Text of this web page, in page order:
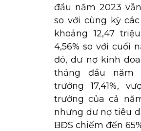
đầu năm 2023
so với cùng kỳ
khoảng 12,47
4,56% so với cuối
đó, dư nợ kinh
tháng đầu năm
trưởng 17,41%,
trưởng của cả
nhưng dư nợ tiêu
BĐS chiếm đến